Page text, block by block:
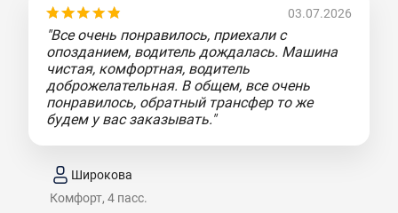
03.07.2026
"Все очень понравилось, приехали с
опозданием, водитель дождалась. Машина
чистая, комфортная, водитель
доброжелательная. В общем, все очень
понравилось, обратный трансфер то же
будем у вас заказывать."
Широкова
Комфорт, 4 пасс.